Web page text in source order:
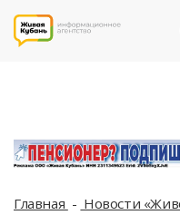
Главная Новости